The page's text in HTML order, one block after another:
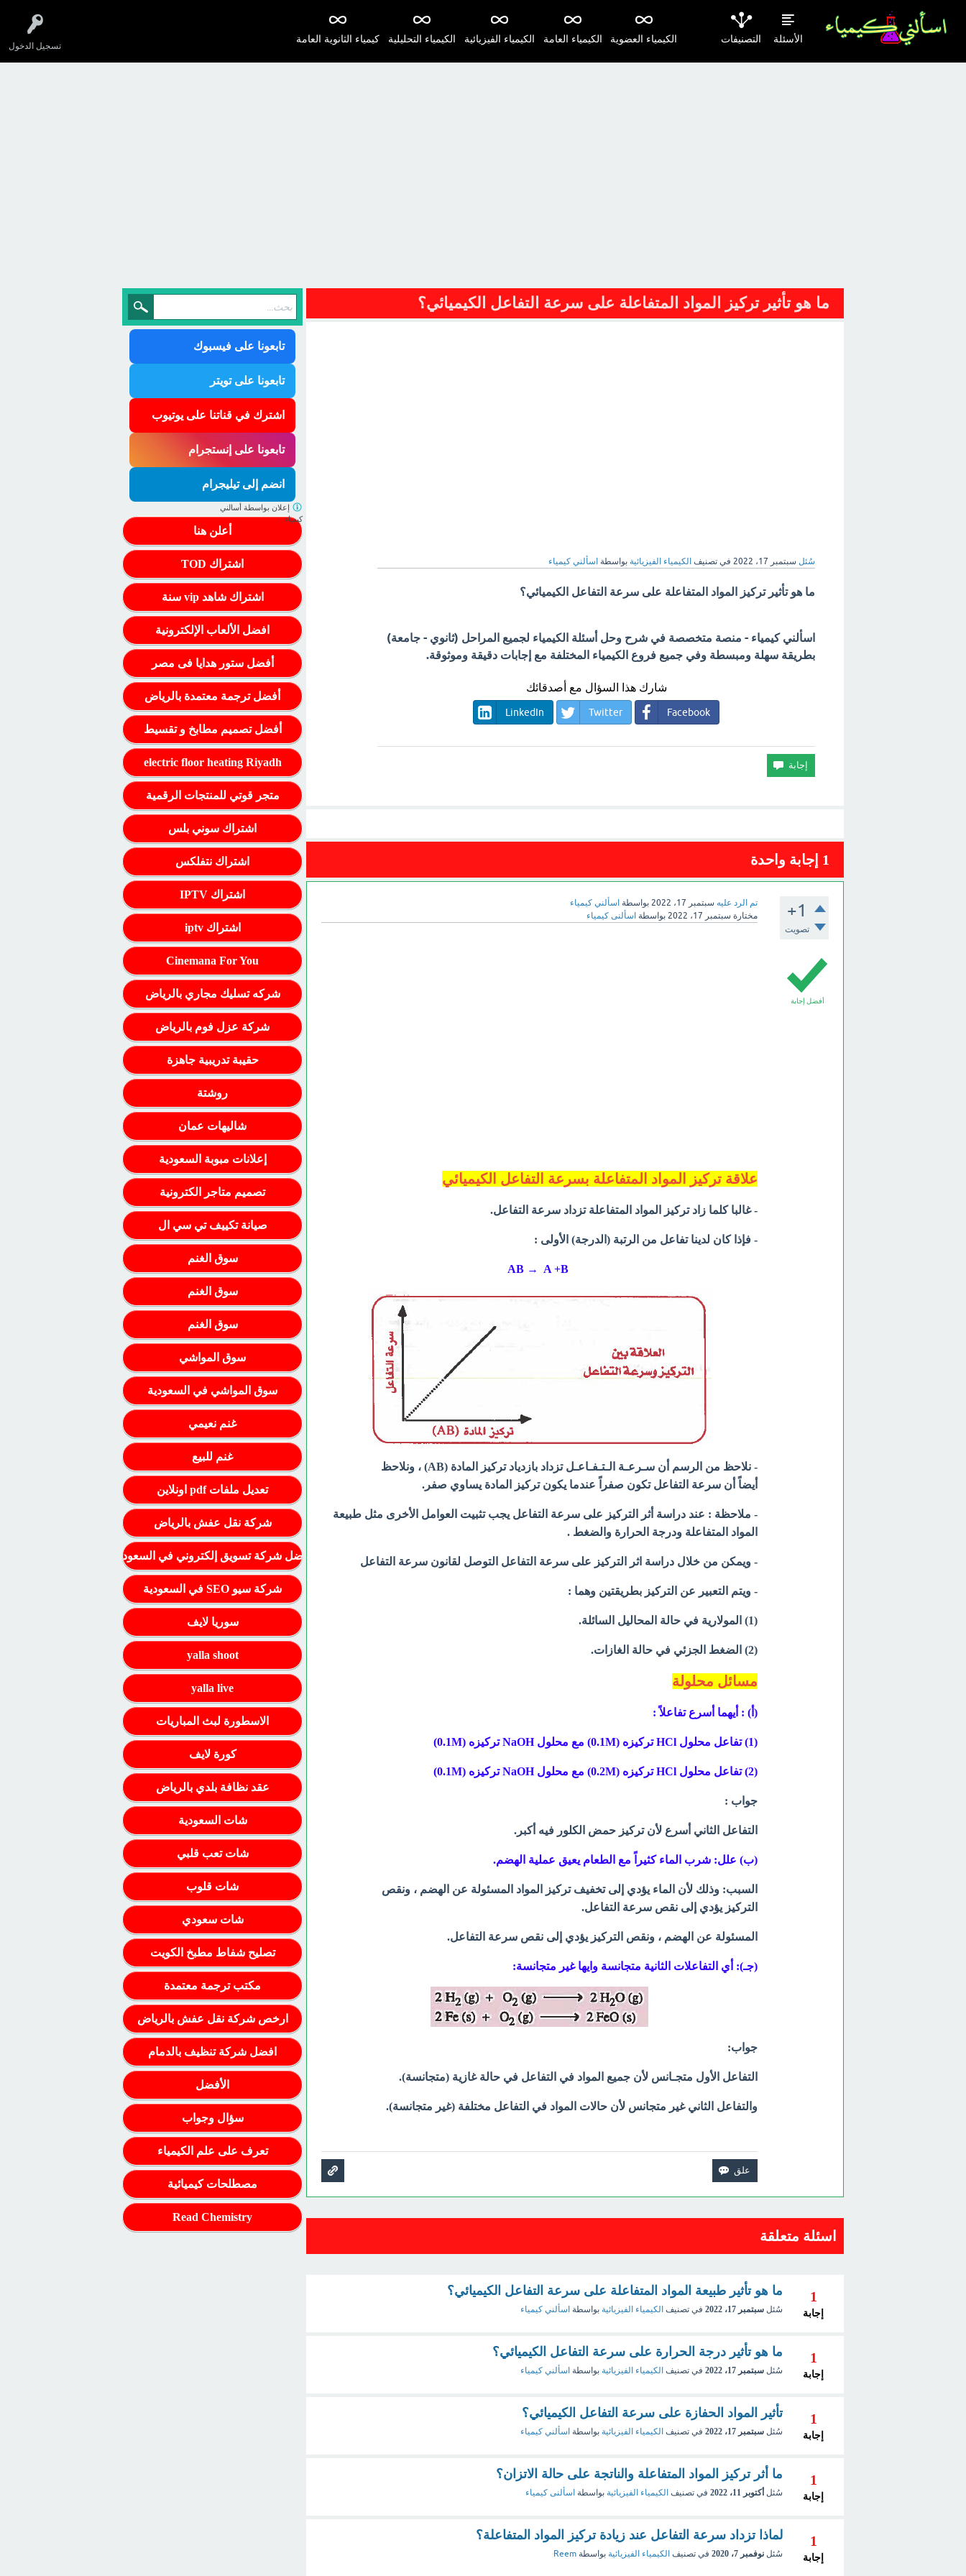
تسجيل الدخول
الأسئلة التصنيفات كيمياء الثانوية العامة الكيمياء التحليلية الكيمياء الفيزيائية الكيمياء العامة الكيمياء العضوية
ما هو تأثير تركيز المواد المتفاعلة على سرعة التفاعل الكيميائي؟
سُئل سبتمبر 17، 2022 في تصنيف الكيمياء الفيزيائية بواسطة اسألني كيمياء
ما هو تأثير تركيز المواد المتفاعلة على سرعة التفاعل الكيميائي؟
اسألني كيمياء - منصة متخصصة في شرح وحل أسئلة الكيمياء لجميع المراحل (ثانوي - جامعة)
بطريقة سهلة ومبسطة وفي جميع فروع الكيمياء المختلفة مع إجابات دقيقة وموثوقة.
شارك هذا السؤال مع أصدقائك
Facebook
Twitter
LinkedIn
1 إجابة واحدة
+1
تصويت
تم الرد عليه سبتمبر 17، 2022 بواسطة اسألني كيمياء
مختارة سبتمبر 17، 2022 بواسطة اسألنى كيمياء
أفضل إجابة
علاقة تركيز المواد المتفاعلة بسرعة التفاعل الكيميائي
- غالبا كلما زاد تركيز المواد المتفاعلة تزداد سرعة التفاعل.
- فإذا كان لدينا تفاعل من الرتبة (الدرجة) الأولى :
- نلاحظ من الرسم أن سـرعـة الـتـفـاعـل تزداد بازدیاد تركيز المادة (AB) ، ونلاحظ
أيضاً أن سرعة التفاعل تكون صفراً عندما يكون تركيز المادة يساوي صفر.
- ملاحظة : عند دراسة أثر التركيز على سرعة التفاعل يجب تثبيت العوامل الأخرى مثل طبيعة
المواد المتفاعلة ودرجة الحرارة والضغط .
- ويمكن من خلال دراسة اثر التركيز على سرعة التفاعل التوصل لقانون سرعة التفاعل
- ويتم التعبير عن التركيز بطريقتين وهما :
(1) المولارية في حالة المحاليل السائلة.
(2) الضغط الجزئي في حالة الغازات.
مسائل محلولة
(أ) : أيهما أسرع تفاعلاً :
(1) تفاعل محلول HCl تركيزه (0.1M) مع محلول NaOH ترکیزه (0.1M)
(2) تفاعل محلول HCl تركيزه (0.2M) مع محلول NaOH ترکیزه (0.1M)
جواب :
التفاعل الثاني أسرع لأن تركيز حمض الكلور فيه أكبر.
(ب) علل: شرب الماء كثيراً مع الطعام يعيق عملية الهضم.
السبب: وذلك لأن الماء يؤدي إلى تخفيف تركيز المواد المسئولة عن الهضم ، ونقص
التركيز يؤدي إلى نقص سرعة التفاعل.
المسئولة عن الهضم ، ونقص التركيز يؤدي إلى نقص سرعة التفاعل.
(جـ): أي التفاعلات الثانية متجانسة وايها غير متجانسة:
جواب:
التفاعل الأول متجـانس لأن جميع المواد في التفاعل في حالة غازية (متجانسة).
والتفاعل الثاني غير متجانس لأن حالات المواد في التفاعل مختلفة (غير متجانسة).
اسئلة متعلقة
1
إجابة
ما هو تأثير طبيعة المواد المتفاعلة على سرعة التفاعل الكيميائي؟
سُئل سبتمبر 17، 2022 في تصنيف الكيمياء الفيزيائية بواسطة اسألني كيمياء
1
إجابة
ما هو تأثير درجة الحرارة على سرعة التفاعل الكيميائي؟
سُئل سبتمبر 17، 2022 في تصنيف الكيمياء الفيزيائية بواسطة اسألني كيمياء
1
إجابة
تأثير المواد الحفازة على سرعة التفاعل الكيميائي؟
سُئل سبتمبر 17، 2022 في تصنيف الكيمياء الفيزيائية بواسطة اسألني كيمياء
1
إجابة
ما أثر تركيز المواد المتفاعلة والناتجة على حالة الاتزان؟
سُئل أكتوبر 11، 2022 في تصنيف الكيمياء الفيزيائية بواسطة اسألنى كيمياء
1
إجابة
لماذا تزداد سرعة التفاعل عند زيادة تركيز المواد المتفاعلة؟
سُئل نوفمبر 7، 2020 في تصنيف الكيمياء الفيزيائية بواسطة Reem
تابعونا على فيسبوك
تابعونا على تويتر
اشترك في قناتنا على يوتيوب
تابعونا على إنستجرام
انضم إلى تيليجرام
أعلن هنا
اشتراك TOD
اشتراك شاهد vip سنة
افضل الألعاب الإلكترونية
أفضل ستور هدايا فى مصر
أفضل ترجمة معتمدة بالرياض
أفضل تصميم مطابخ و تقسيط
electric floor heating Riyadh
متجر قوتي للمنتجات الرقمية
اشتراك سوني بلس
اشتراك نتفلكس
اشتراك IPTV
اشتراك iptv
Cinemana For You
شركه تسليك مجاري بالرياض
شركة عزل فوم بالرياض
حقيبة تدريبية جاهزة
روشتة
شاليهات عمان
إعلانات مبوبة السعودية
تصميم متاجر الكترونية
صيانة تكييف تي سي ال
سوق الغنم
سوق الغنم
سوق الغنم
سوق المواشي
سوق المواشي في السعودية
غنم نعيمي
غنم للبيع
تعديل ملفات pdf اونلاين
شركة نقل عفش بالرياض
أفضل شركة تسويق إلكتروني في السعودية
شركة سيو SEO في السعودية
سوريا لايف
yalla shoot
yalla live
الاسطورة لبث المباريات
كورة لايف
عقد نظافة بلدي بالرياض
شات السعودية
شات تعب قلبي
شات قلوب
شات سعودي
تصليح شفاط مطبخ الكويت
مكتب ترجمة معتمدة
ارخص شركة نقل عفش بالرياض
افضل شركة تنظيف بالدمام
الأفضل
سؤال وجواب
تعرف على علم الكيمياء
مصطلحات كيميائية
Read Chemistry
إعلان بواسطة أسالني
كيمياء